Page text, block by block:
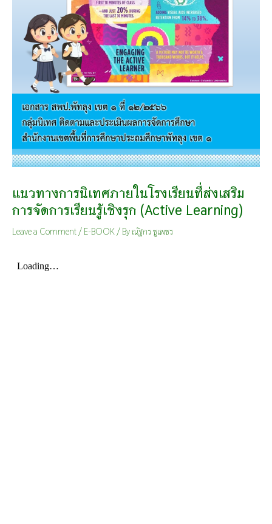
แนวทางการนิเทศภายในโรงเรียนที่ส่งเสริม
การจัดการเรียนรู้เชิงรุก (Active Learning)
Leave a Comment / E-BOOK / Byณัฐกร ชูเพชร